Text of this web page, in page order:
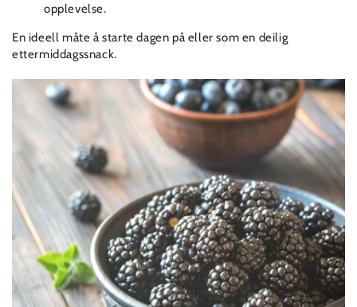
opplevelse.
En ideell måte å starte dagen på eller som en deilig
ettermiddagssnack.